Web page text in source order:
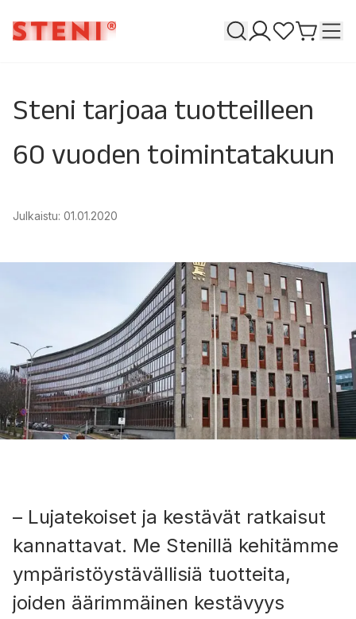
Haku
Omat sivuni
Suosikkeja
Siirry
Steni tarjoaa tuotteilleen
60 vuoden toimintatakuun
Julkaistu: 01.01.2020
– Lujatekoiset ja kestävät ratkaisut
kannattavat. Me Stenillä kehitämme
ympäristöystävällisiä tuotteita,
joiden äärimmäinen kestävyys